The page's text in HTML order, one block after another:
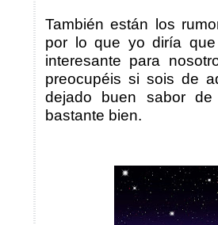
También están los
por lo que yo diría
interesante para
preocupéis si sois de
dejado buen sabor
bastante bien.